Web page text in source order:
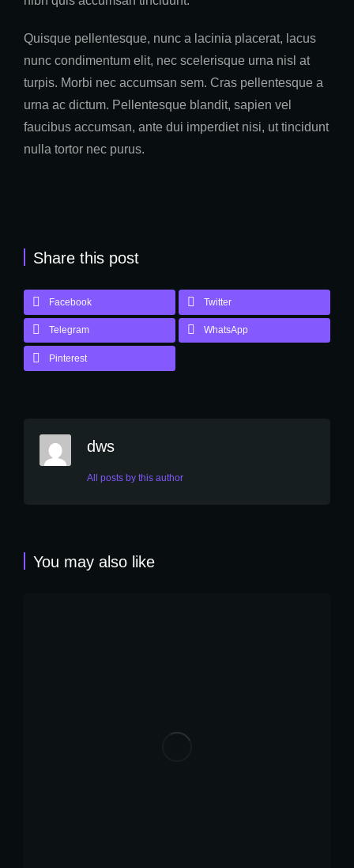
Quisque pellentesque, nunc a lacinia placerat, lacus
nunc condimentum elit, nec scelerisque urna nisl at
turpis. Morbi nec accumsan sem. Cras pellentesque a
urna ac dictum. Pellentesque blandit, sapien vel
faucibus accumsan, ante dui imperdiet nisi, ut tincidunt
nulla tortor nec purus.
Share this post
Facebook Twitter
Telegram WhatsApp
Pinterest
dws
All posts by this author
You may also like